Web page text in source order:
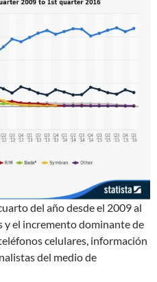
del año desde el 2009 al
y el incremento dominante de
celulares, información
del medio de